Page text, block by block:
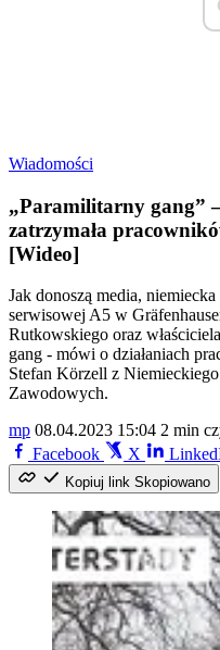
Wiadomości
„Paramilitarny gang”
zatrzymała
[Wideo]
Jak donoszą media,
serwisowej A5 w
Rutkowskiego oraz
gang - mówi o działaniach
Stefan Körzell z
Zawodowych.
mp 08.04.2023 15:04 2 min
Facebook
X
Kopiuj link Skopiowano